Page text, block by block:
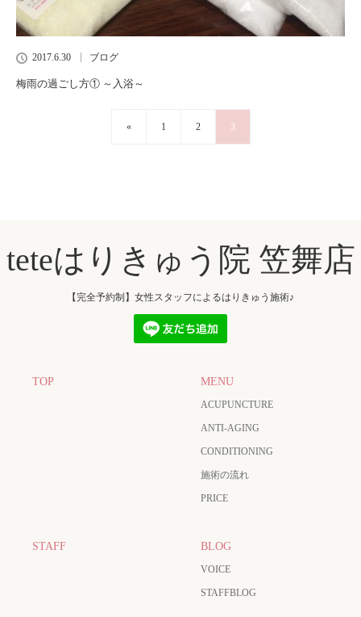
2017.6.30 ブログ
梅雨の過ごし方① ～入浴～
« 1 2 3
teteはりきゅう院 笠舞店
【完全予約制】女性スタッフによるはりきゅう施術♪
TOP MENU
ACUPUNCTURE
ANTI-AGING
CONDITIONING
施術の流れ
PRICE
STAFF BLOG
VOICE
STAFFBLOG